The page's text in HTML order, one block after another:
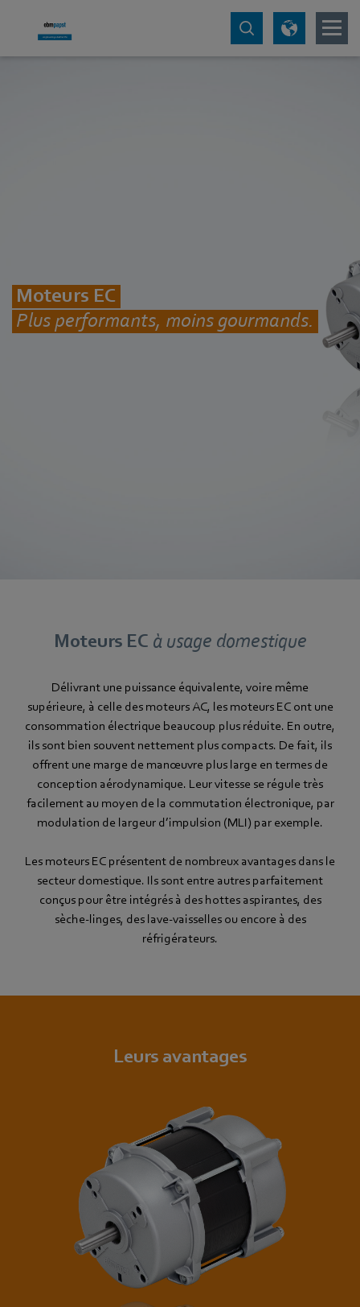
Moteurs EC
Plus performants, moins gourmands.
Moteurs EC à usage domestique
Délivrant une puissance équivalente, voire même
supérieure, à celle des moteurs AC, les moteurs EC ont une
consommation électrique beaucoup plus réduite. En outre,
ils sont bien souvent nettement plus compacts. De fait, ils
offrent une marge de manœuvre plus large en termes de
conception aérodynamique. Leur vitesse se régule très
facilement au moyen de la commutation électronique, par
modulation de largeur d’impulsion (MLI) par exemple.
Les moteurs EC présentent de nombreux avantages dans le
secteur domestique. Ils sont entre autres parfaitement
conçus pour être intégrés à des hottes aspirantes, des
sèche-linges, des lave-vaisselles ou encore à des
réfrigérateurs.
Leurs avantages